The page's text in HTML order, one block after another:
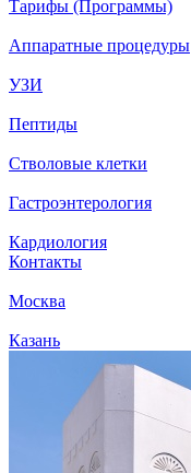
Тарифы (Программы)
Аппаратные процедуры
УЗИ
Пептиды
Стволовые клетки
Гастроэнтерология
Кардиология
Контакты
Москва
Казань